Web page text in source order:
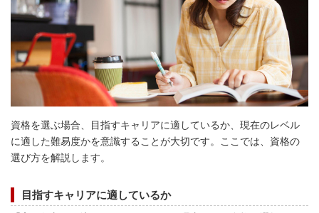
資格を選ぶ場合、目指すキャリアに適しているか、現在のレベル
に適した難易度かを意識することが大切です。ここでは、資格の
選び方を解説します。
目指すキャリアに適しているか